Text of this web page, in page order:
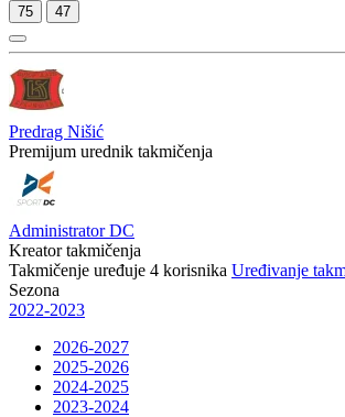
75 47
Predrag Nišić
Premijum urednik takmičenja
Administrator DC
Kreator takmičenja
Takmičenje uređuje 4 korisnika Uređivanje
Sezona
2022-2023
2026-2027
2025-2026
2024-2025
2023-2024